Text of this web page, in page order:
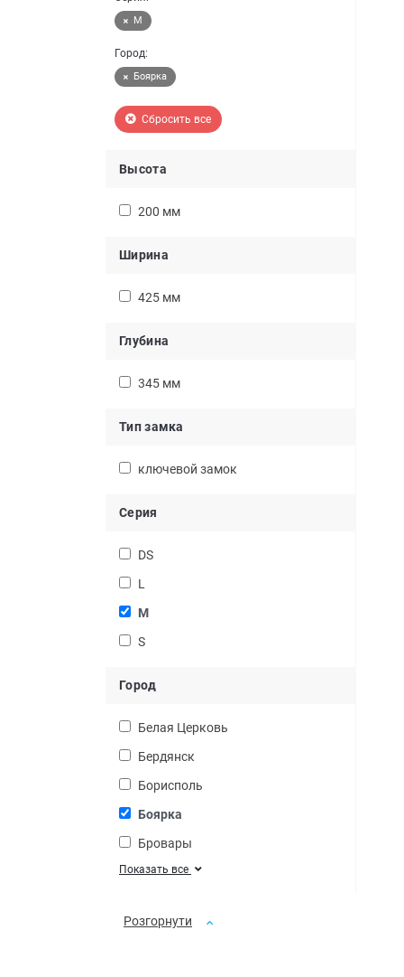
M
Город:
Боярка
Сбросить все
Высота
200 мм
Ширина
425 мм
Глубина
345 мм
Тип замка
ключевой замок
Серия
DS
L
M
S
Город
Белая Церковь
Бердянск
Борисполь
Боярка
Бровары
Показать все
Розгорнути